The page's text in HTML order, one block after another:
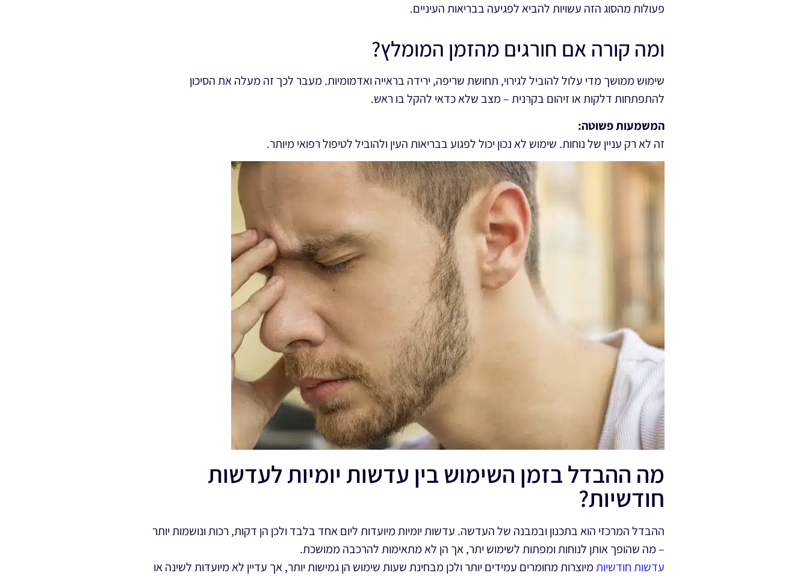
פעולות מהסוג הזה עשויות להביא לפגיעה בבריאות העיניים.
ומה קורה אם חורגים מהזמן המומלץ?
שימוש ממושך מדי עלול להוביל לגירוי, תחושת שריפה, ירידה בראייה ואדמומיות. מעבר לכך זה מעלה את הסיכון
להתפתחות דלקות או זיהום בקרנית – מצב שלא כדאי להקל בו ראש.
המשמעות פשוטה:
זה לא רק עניין של נוחות. שימוש לא נכון יכול לפגוע בבריאות העין ולהוביל לטיפול רפואי מיותר.
מה ההבדל בזמן השימוש בין עדשות יומיות לעדשות
חודשיות?
ההבדל המרכזי הוא בתכנון ובמבנה של העדשה. עדשות יומיות מיועדות ליום אחד בלבד ולכן הן דקות, רכות ונושמות יותר
– מה שהופך אותן לנוחות ומפתות לשימוש יתר, אך הן לא מתאימות להרכבה ממושכת.
עדשות חודשיותמיוצרות מחומרים עמידים יותר ולכן מבחינת שעות שימוש הן גמישות יותר, אך עדיין לא מיועדות לשינה או